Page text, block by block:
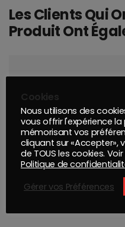
Les Clients Qui
Produit Ont
PATE PIGMENT POUR COULEE NOIR FONCE RAL 9005 950G
Cookies
Nous utilisons des
vous offrir l'expérience
mémorisant vos
cliquant sur «Accepter»,
de TOUS les cookies.
Politique de
Gérer vos Préférences